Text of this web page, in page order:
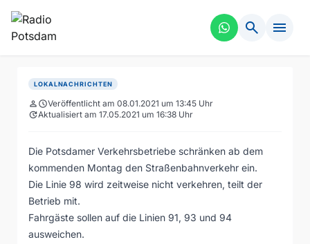
search menu
LOKALNACHRICHTEN
personscheduleVeröffentlicht am 08.01.2021 um 13:45 Uhr
updateAktualisiert am 17.05.2021 um 16:38 Uhr
Die Potsdamer Verkehrsbetriebe schränken ab dem
kommenden Montag den Straßenbahnverkehr ein.
Die Linie 98 wird zeitweise nicht verkehren, teilt der
Betrieb mit.
Fahrgäste sollen auf die Linien 91, 93 und 94
ausweichen.